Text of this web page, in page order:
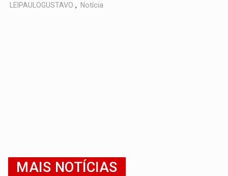
LEIPAULOGUSTAVO , Notícia
MAIS NOTÍCIAS